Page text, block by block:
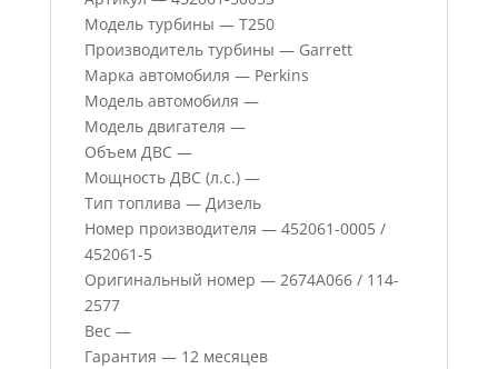
Модель турбины — T250
Производитель турбины — Garrett
Марка автомобиля — Perkins
Модель автомобиля —
Модель двигателя —
Объем ДВС —
Мощность ДВС (л.с.) —
Тип топлива — Дизель
Номер производителя — 452061-0005 /
452061-5
Оригинальный номер — 2674A066 / 114-
2577
Вес —
Гарантия — 12 месяцев